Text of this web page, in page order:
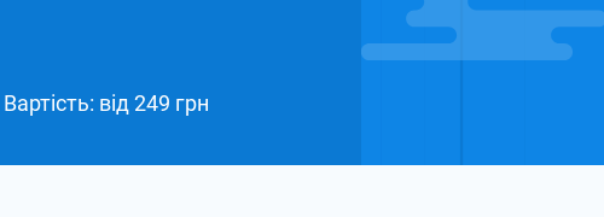
Вартість: вiд 249 грн